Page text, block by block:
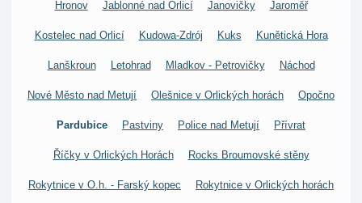
Hronov Jablonné nad Orlicí Janovičky Jaroměř
Kostelec nad Orlicí Kudowa-Zdrój Kuks Kunětická Hora
Lanškroun Letohrad Mladkov - Petrovičky Náchod
Nové Město nad Metují Olešnice v Orlických horách Opočno
Pardubice Pastviny Police nad Metují Přívrat
Říčky v Orlických Horách Rocks Broumovské stěny
Rokytnice v O.h. - Farský kopec Rokytnice v Orlických horách